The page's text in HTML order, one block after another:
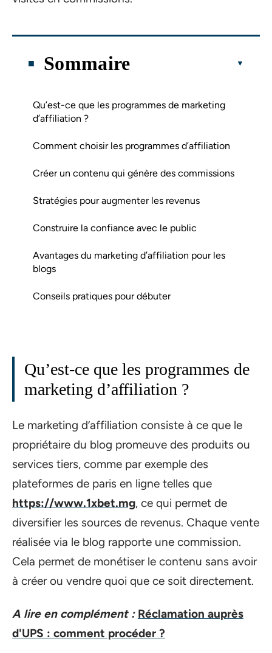
Sommaire
Qu’est-ce que les programmes de marketing
d’affiliation ?
Comment choisir les programmes d’affiliation
Créer un contenu qui génère des commissions
Stratégies pour augmenter les revenus
Construire la confiance avec le public
Avantages du marketing d’affiliation pour les
blogs
Conseils pratiques pour débuter
Qu’est-ce que les programmes de
marketing d’affiliation ?
Le marketing d’affiliation consiste à ce que le
propriétaire du blog promeuve des produits ou
services tiers, comme par exemple des
plateformes de paris en ligne telles que
https://www.1xbet.mg, ce qui permet de
diversifier les sources de revenus. Chaque vente
réalisée via le blog rapporte une commission.
Cela permet de monétiser le contenu sans avoir
à créer ou vendre quoi que ce soit directement.
A lire en complément : Réclamation auprès
d'UPS : comment procéder ?